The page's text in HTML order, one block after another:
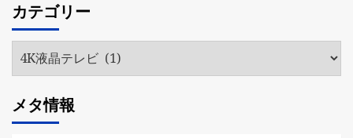
イ
ブ
カテゴリー
リ
ー
メタ情報